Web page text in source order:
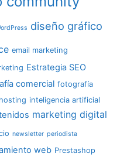
diseño gráfico
email marketing
Estrategia SEO
comercial fotografía
hosting inteligencia artificial
marketing digital
newsletter periodista
web Prestashop